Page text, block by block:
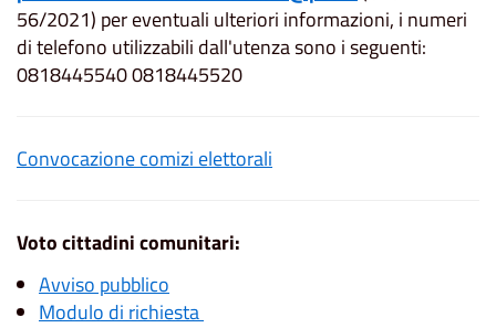
56/2021) per eventuali ulteriori informazioni, i numeri
di telefono utilizzabili dall'utenza sono i seguenti:
0818445540 0818445520
Convocazione comizi elettorali
Voto cittadini comunitari:
Avviso pubblico
Modulo di richiesta